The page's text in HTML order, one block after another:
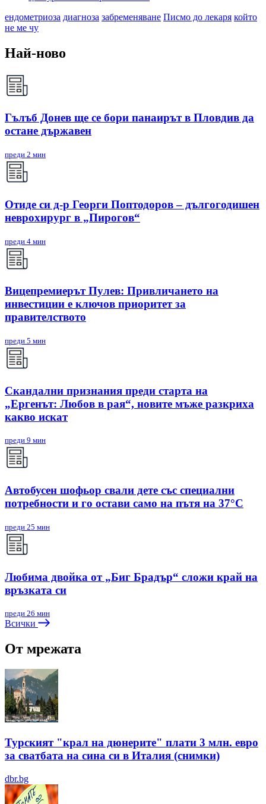
ендометриоза диагноза забременяване Писмо до лекаря който
не ме чу
Най-ново
Гълъб Донев ще се бори панаирът в Пловдив да
остане държавен
преди 2 мин
Отиде си д-р Георги Поптодоров – дългогодишен
неврохирург в „Пирогов“
преди 4 мин
Вицепремиерът Пулев: Привличането на
инвестиции е ключов приоритет за
правителството
преди 5 мин
Скандални признания преди старта на
„Ергенът: Любов в рая“, новите мъже разкриха
какво искат
преди 9 мин
Автобусен шофьор свали дете със специални
потребности и го остави само на пътя на 37°C
преди 25 мин
Любима двойка от „Биг Брадър“ сложи край на
връзката си
преди 26 мин
Всички
От мрежата
Турският "крал на дюнерите" плати 3 млн. евро
за сватбата на сина си в Италия (снимки)
dbr.bg